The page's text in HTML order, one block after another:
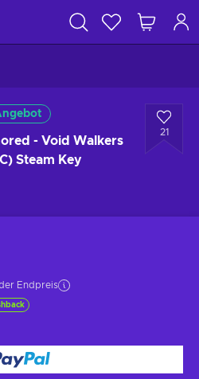
- Void Walkers
Steam Key
21
Endpreis